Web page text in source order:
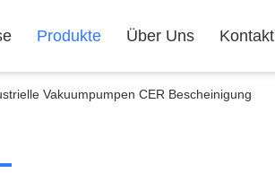
Produkte Über Uns Kontakt
Vakuumpumpen CER Bescheinigung